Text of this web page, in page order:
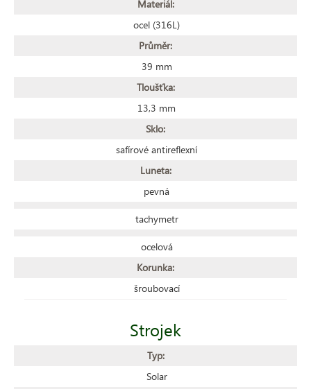
Materiál:
ocel (316L)
Průměr:
39 mm
Tloušťka:
13,3 mm
Sklo:
safírové antireflexní
Luneta:
pevná
tachymetr
ocelová
Korunka:
šroubovací
Strojek
Typ:
Solar